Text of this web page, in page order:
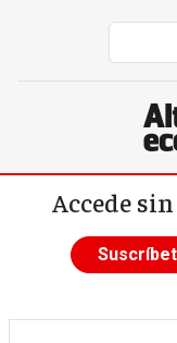
Pasar al contenido
Accede